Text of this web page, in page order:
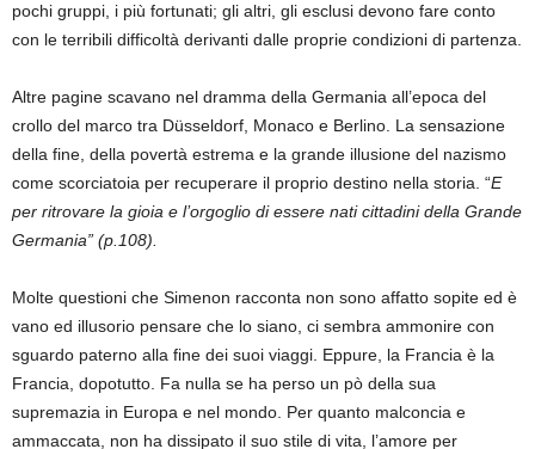
pochi gruppi, i più fortunati; gli altri, gli esclusi devono fare conto
con le terribili difficoltà derivanti dalle proprie condizioni di partenza.
Altre pagine scavano nel dramma della Germania all’epoca del
crollo del marco tra Düsseldorf, Monaco e Berlino. La sensazione
della fine, della povertà estrema e la grande illusione del nazismo
come scorciatoia per recuperare il proprio destino nella storia. “E
per ritrovare la gioia e l’orgoglio di essere nati cittadini della Grande
Germania” (p.108).
Molte questioni che Simenon racconta non sono affatto sopite ed è
vano ed illusorio pensare che lo siano, ci sembra ammonire con
sguardo paterno alla fine dei suoi viaggi. Eppure, la Francia è la
Francia, dopotutto. Fa nulla se ha perso un pò della sua
supremazia in Europa e nel mondo. Per quanto malconcia e
ammaccata, non ha dissipato il suo stile di vita, l’amore per